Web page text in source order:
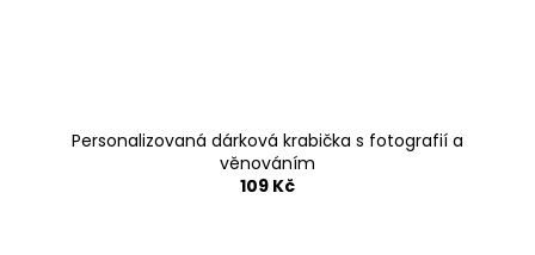
Personalizovaná dárková krabička s fotografií a
věnováním
109 Kč